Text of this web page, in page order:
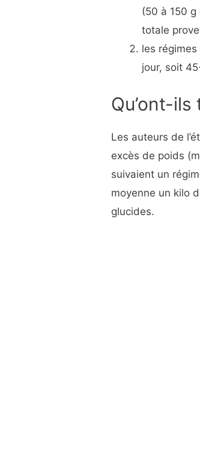
(50 à 150
totale
les
jour, soit
Qu’ont-ils
Les auteurs de
excès de poids
suivaient un
moyenne un kilo
glucides.